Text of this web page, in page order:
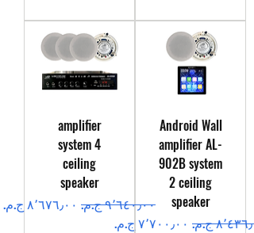
Android Wall
amplifier AL-
902B system
2 ceiling
speaker
عادي
سعر البيع
amplifier
system 4
ceiling
speaker
سعر عادي
سعر البيع